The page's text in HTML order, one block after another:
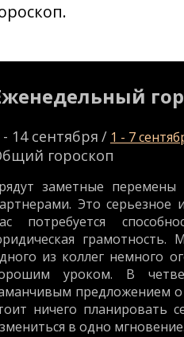
- 14 сентября / 1 - 7
гороскоп
заметные
Это серьезное
потребуется
грамотность.
из коллег немного
уроком. В
предложением
ничего планировать
в одно